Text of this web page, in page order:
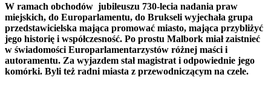
W ramach obchodów jubileuszu 730-lecia nadania praw
miejskich, do Europarlamentu, do Brukseli wyjechała grupa
przedstawicielska mająca promować miasto, mająca przybliżyć
jego historię i współczesność. Po prostu Malbork miał zaistnieć
w świadomości Europarlamentarzystów różnej maści i
autoramentu. Za wyjazdem stał magistrat i odpowiednie jego
komórki. Byli też radni miasta z przewodniczącym na czele.